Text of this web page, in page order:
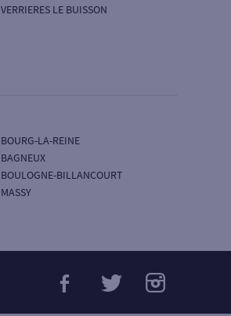
VERRIERES LE BUISSON
BOURG-LA-REINE
BAGNEUX
BOULOGNE-BILLANCOURT
MASSY